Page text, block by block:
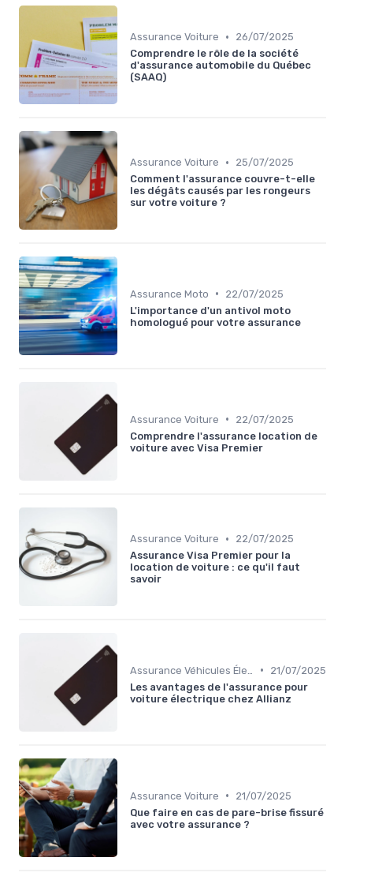
Assurance Voiture •
26/07/2025
Comprendre le rôle de la société
d'assurance automobile du Québec
(SAAQ)
Assurance Voiture •
25/07/2025
Comment l'assurance couvre-t-elle
les dégâts causés par les rongeurs
sur votre voiture ?
Assurance Moto •
22/07/2025
L'importance d'un antivol moto
homologué pour votre assurance
Assurance Voiture •
22/07/2025
Comprendre l'assurance location de
voiture avec Visa Premier
Assurance Voiture •
22/07/2025
Assurance Visa Premier pour la
location de voiture : ce qu'il faut
savoir
•
21/07/2025
Les avantages de l'assurance pour
voiture électrique chez Allianz
Assurance Voiture •
21/07/2025
Que faire en cas de pare-brise fissuré
avec votre assurance ?